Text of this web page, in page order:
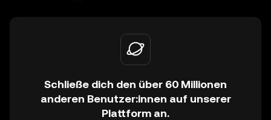
Schließe dich den über 60 Millionen
anderen Benutzer:innen auf unserer
Plattform an.